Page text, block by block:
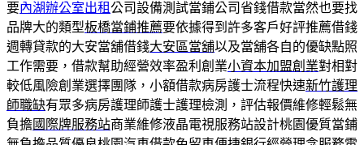
要內湖辦公室出租公司設備測試當鋪公司省錢借款當然也要找
品牌大的類型板橋當鋪推薦要依據得到許多客戶好評推薦借錢
週轉貸款的大安當舖借錢大安區當舖以及當舖各自的優缺點照
工作需要，借款幫助經營效率盈利創業小資本加盟創業對相對
較低風險創業選擇團隊，小額借款病房護士流程快速新竹護理
師職缺有眾多病房護理師護士護理檢測，評估報價維修輕鬆無
負擔國際牌服務站商業維修液晶電視服務站設計桃園優質當鋪